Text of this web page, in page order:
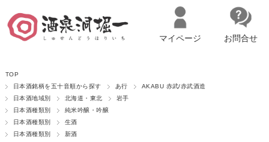
マイページへログイン カートをみる
マイページ お問合せ
TOP
日本酒銘柄を五十音順から探す
あ行
AKABU 赤武/赤武酒造
日本酒地域別
北海道・東北
岩手
日本酒種類別
純米吟醸・吟醸
日本酒種類別
生酒
日本酒種類別
新酒